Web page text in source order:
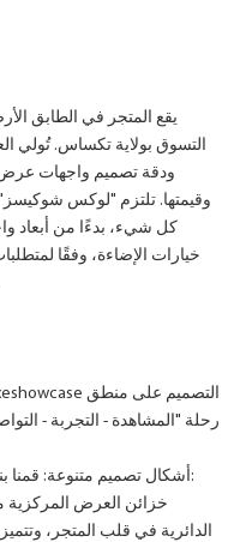
يقع المتجر في الطابق
التسوق بولاية تكساس. تُولي
ودقة تصميم واجهات عرض
وقيمتها. تلتزم "لوكس
كل شيء، بدءًا من أبعاد
خيارات الإضاءة، وفقًا
رحلة "المشاهدة - التجربة -
أشكال تصميم متنوعة: قمنا بنشر نوعين أساسيين من خزائن العرض:
الدائرية في قلب المتجر،